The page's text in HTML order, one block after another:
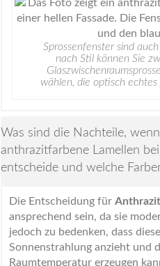
Sprossenfenster sind
nach Stil können Sie
wählen, die optisch
Was sind die Nachteile,
anthrazitfarbene Lamellen
entscheide und welche
Die Entscheidung für
ansprechend sein, da sie
jedoch zu bedenken, dass
Sonnenstrahlung anzieht und
Raumtemperatur erzeugen